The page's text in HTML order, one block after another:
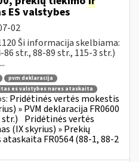
ES valstybes
02
Ši informacija skelbiama:
str., 88-89 str., 115-3 str.)
pvm deklaracija
es valstybes nares ataskaita
Pridėtinės vertės mokestis
» PVM deklaracija FR0600
Pridėtinės vertės
(IX skyrius) » Prekių
FR0564 (88-1, 88-2